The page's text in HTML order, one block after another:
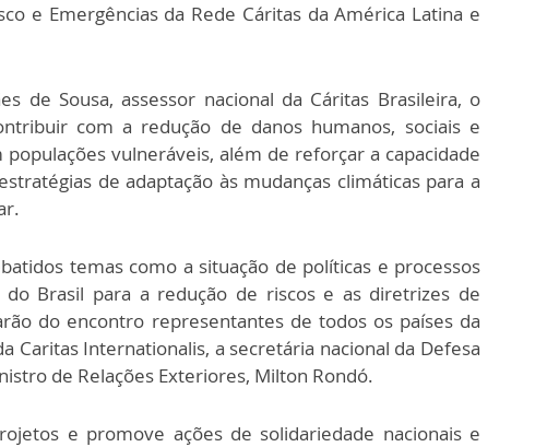
e Emergências da Rede Cáritas da América Latina e
de Sousa, assessor nacional da Cáritas Brasileira, o
com a redução de danos humanos, sociais e
vulneráveis, além de reforçar a capacidade
de adaptação às mudanças climáticas para a
temas como a situação de políticas e processos
Brasil para a redução de riscos e as diretrizes de
do encontro representantes de todos os países da
Caritas Internationalis, a secretária nacional da Defesa
de Relações Exteriores, Milton Rondó.
e promove ações de solidariedade nacionais e